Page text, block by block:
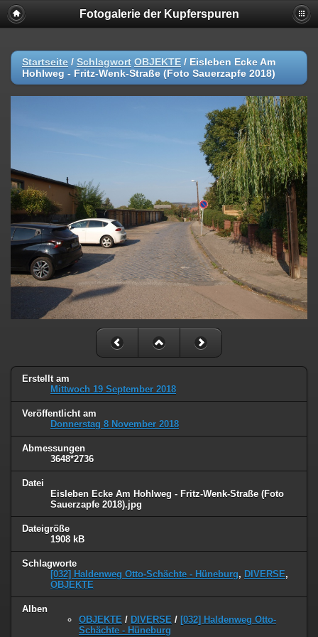
Fotogalerie der Kupferspuren
Startseite / Schlagwort OBJEKTE / Eisleben Ecke Am
Hohlweg - Fritz-Wenk-Straße (Foto Sauerzapfe 2018)
Erstellt am
Mittwoch 19 September 2018
Veröffentlicht am
Donnerstag 8 November 2018
Abmessungen
3648*2736
Datei
Eisleben Ecke Am Hohlweg - Fritz-Wenk-Straße (Foto
Sauerzapfe 2018).jpg
Dateigröße
1908 kB
Schlagworte
[032] Haldenweg Otto-Schächte - Hüneburg, DIVERSE,
OBJEKTE
Alben
OBJEKTE / DIVERSE / [032] Haldenweg Otto-
Schächte - Hüneburg